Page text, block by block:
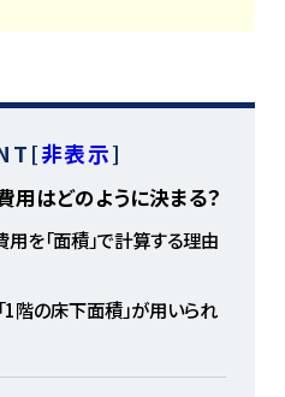
[非表示]
用はどのように決まる？
を「面積」で計算する理由
階の床下面積」が用いられ